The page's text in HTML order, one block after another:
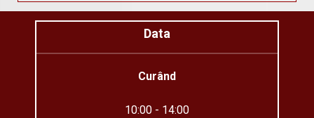
Data
Curând
10:00 - 14:00